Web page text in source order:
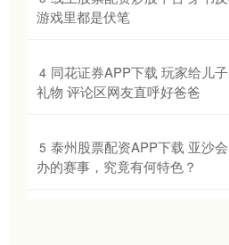
游戏里都是伏笔
4 同花证券APP下载 玩家给儿
礼物 评论区网友直呼好爸爸
5 泰州股票配资APP下载 亚沙
办的赛事，究竟有何特色？